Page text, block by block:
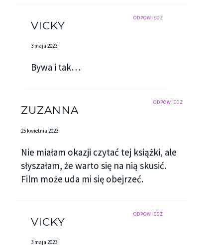
ODPOWIEDZ
VICKY
3 maja 2023
Bywa i tak…
ODPOWIEDZ
ZUZANNA
25 kwietnia 2023
Nie miałam okazji czytać tej książki, ale
słyszałam, że warto się na nią skusić.
Film może uda mi się obejrzeć.
ODPOWIEDZ
VICKY
3 maja 2023